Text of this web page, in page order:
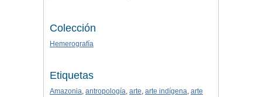
Colección
Hemerografía
Etiquetas
Amazonia, antropología, arte, arte indígena, arte